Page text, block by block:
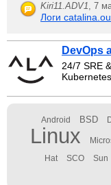
Kiri11.ADV1, 7
Логи
DevOps
24/7 SRE
Android BSD
Linux
Hat SCO Sun